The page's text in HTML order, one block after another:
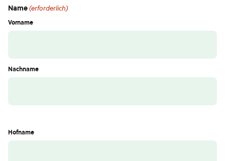
Name(erforderlich)
Vorname
Nachname
Hofname